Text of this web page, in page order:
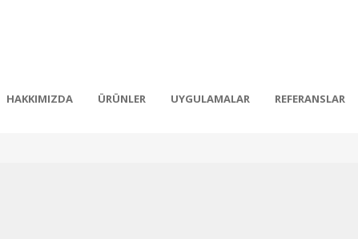
HAKKIMIZDA ÜRÜNLER UYGULAMALAR REFERANSLAR